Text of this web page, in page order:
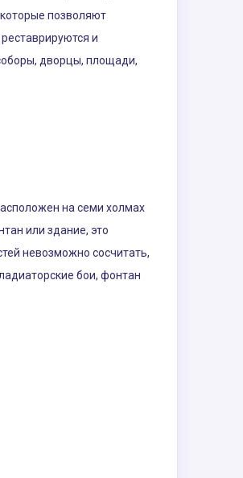
позволяют
и
дворцы, площади,
на семи холмах
или здание, это
невозможно сосчитать,
бои, фонтан